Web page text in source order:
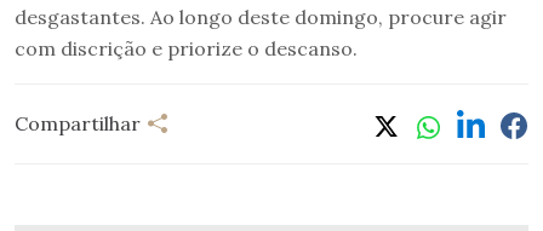
desgastantes. Ao longo deste domingo, procure agir
com discrição e priorize o descanso.
Compartilhar